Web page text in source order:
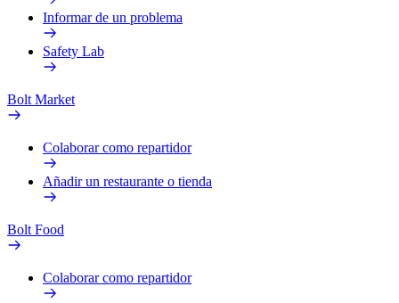
Informar de un problema
Safety Lab
Bolt Market
Colaborar como repartidor
Añadir un restaurante o tienda
Bolt Food
Colaborar como repartidor